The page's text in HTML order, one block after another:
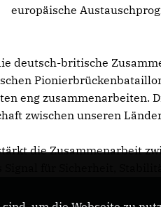
europäische
deutsch-britische
eng zusammenarbeiten.
zwischen unseren
die Zusammenarbeit